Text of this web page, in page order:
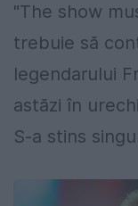
"The show
trebuie să
legendarului
astăzi în
S-a stins